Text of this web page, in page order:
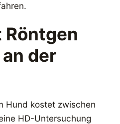
Röntgen
der
Hund kostet zwischen
HD-Untersuchung